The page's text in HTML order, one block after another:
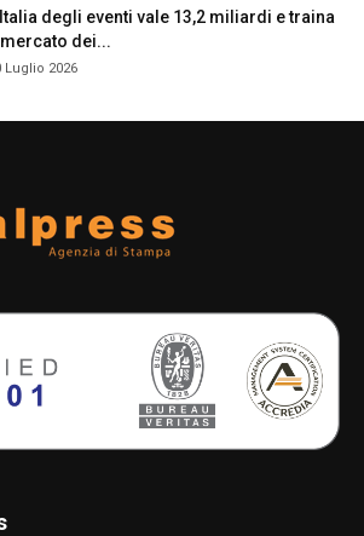
degli eventi vale 13,2 miliardi e traina
dei...
Luglio 2026